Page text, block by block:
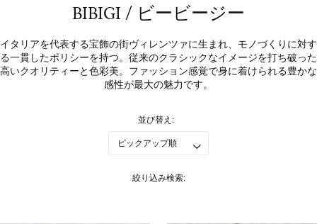
BIBIGI / ビービージー
イタリアを代表する宝飾の街ヴィレンツァに生まれ、モノづくりに対す
る一貫したポリシーを持つ。従来のクラシックなイメージを打ち破った
高いクオリティーと色彩美。ファッション感覚で身に着けられる豊かな
感性が最大の魅力です。
絞り込み検索:
並び替え: